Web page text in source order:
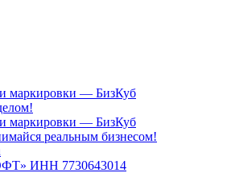
маркировки — БизКуб
маркировки — БизКуб
реальным бизнесом!
ИНН 7730643014